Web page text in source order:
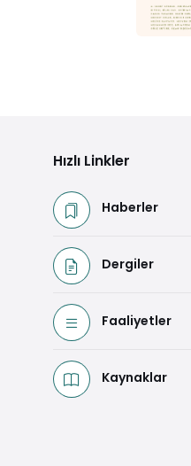
Hızlı Linkler
Haberler
Dergiler
Faaliyetler
Kaynaklar